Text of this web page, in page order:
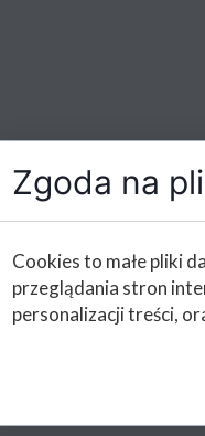
Zgoda na
Cookies to małe pliki
przeglądania stron
personalizacji treści,